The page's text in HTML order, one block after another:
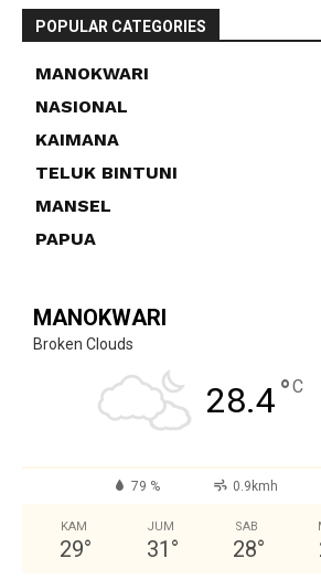
POPULAR CATEGORIES
MANOKWARI
NASIONAL
KAIMANA
TELUK BINTUNI
MANSEL
PAPUA
MANOKWARI
Broken Clouds
28.4°C
79 % 0.9kmh
KAM
29°
JUM
31 °
SAB
28°